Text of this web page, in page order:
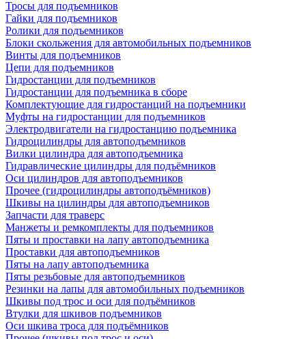
Тросы для подъемников
Гайки для подъемников
Ролики для подъемников
Блоки скольжения для автомобильных подъемников
Винты для подъемников
Цепи для подъемников
Гидростанции для подъемников
Гидростанции для подъемника в сборе
Комплектующие для гидростанций на подъемники
Муфты на гидростанции для подъемников
Электродвигатели на гидростанцию подъемника
Гидроцилиндры для автоподъемников
Вилки цилиндра для автоподъемника
Гидравлические цилиндры для подъёмников
Оси цилиндров для автоподъемников
Прочее (гидроцилиндры автоподъёмников)
Шкивы на цилиндры для автоподъемников
Запчасти для траверс
Манжеты и ремкомплекты для подъемников
Пяты и проставки на лапу автоподъемника
Проставки для автоподъемников
Пяты на лапу автоподъемника
Пяты резьбовые для автоподъемников
Резинки на лапы для автомобильных подъемников
Шкивы под трос и оси для подъёмников
Втулки для шкивов подъемников
Оси шкива троса для подъёмников